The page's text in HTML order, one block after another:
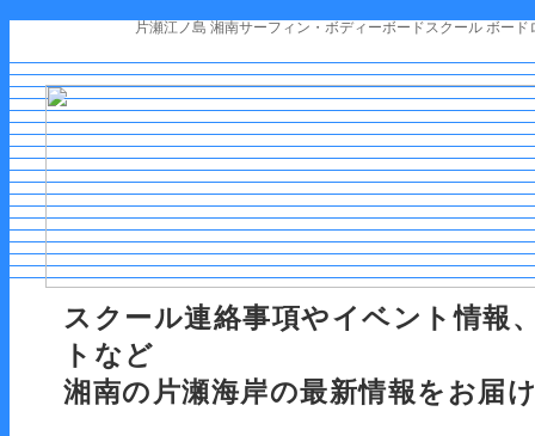
片瀬江ノ島 湘南サーフィン・ボディーボードスクール ボード
スクール連絡事項やイベント情報
トなど
湘南の片瀬海岸の最新情報をお届